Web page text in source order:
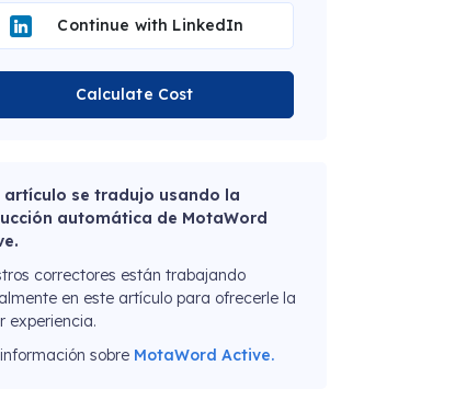
Continue with LinkedIn
Calculate Cost
artículo se tradujo usando la
automática de MotaWord
correctores están trabajando
en este artículo para ofrecerle la
experiencia.
sobre MotaWord Active.